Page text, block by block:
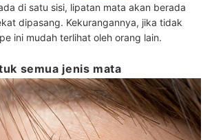
di satu sisi, lipatan mata akan berada
dipasang. Kekurangannya, jika tidak
ini mudah terlihat oleh orang lain.
semua jenis mata